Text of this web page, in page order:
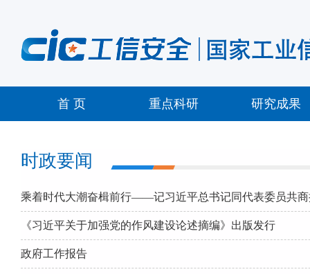
首 页 重点科研 研究成果
时政要闻
乘着时代大潮奋楫前行——记习近平总书记同代表委员共
《习近平关于加强党的作风建设论述摘编》出版发行
政府工作报告